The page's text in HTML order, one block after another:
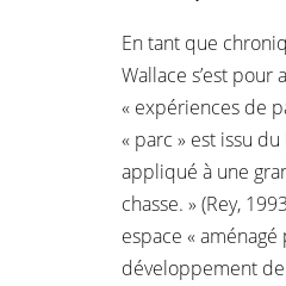
En tant que
Wallace s’est
« expériences de
« parc » est issu
appliqué à une
chasse. » (Rey,
espace «
développement